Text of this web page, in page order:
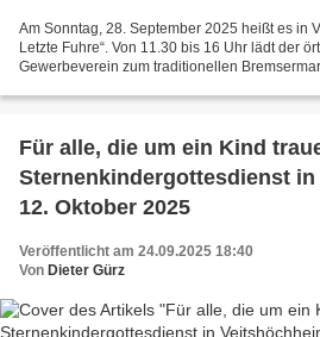
Am Sonntag, 28. September 2025 heißt es in
Letzte Fuhre“. Von 11.30 bis 16 Uhr lädt der
Gewerbeverein zum traditionellen
Für alle, die um ein Kind
Sternenkindergottesdienst
12. Oktober 2025
Veröffentlicht am 24.09.2025 18:40
Von Dieter Gürz